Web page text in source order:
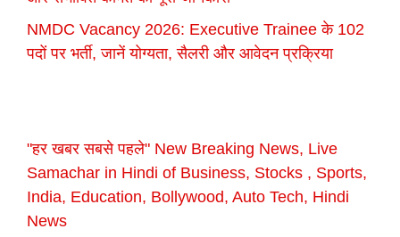
NMDC Vacancy 2026: Executive Trainee के 102
पदों पर भर्ती, जानें योग्यता, सैलरी और आवेदन प्रक्रिया
"हर खबर सबसे पहले" New Breaking News, Live
Samachar in Hindi of Business, Stocks , Sports,
India, Education, Bollywood, Auto Tech, Hindi
News